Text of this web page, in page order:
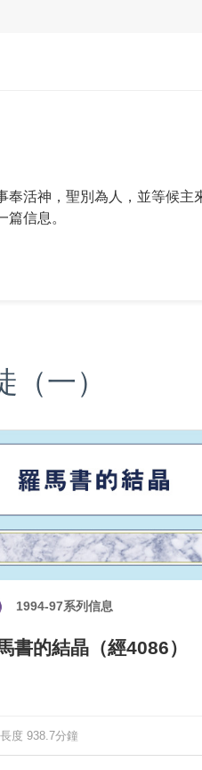
活神，聖別為人，並等候
信息。
一）
1994-97系列信息
書的結晶（經4086）
度 938.7分鐘